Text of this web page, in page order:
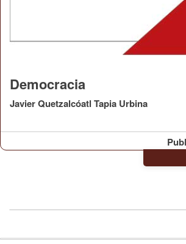
Democracia
Javier Quetzalcóatl Tapia Urbina